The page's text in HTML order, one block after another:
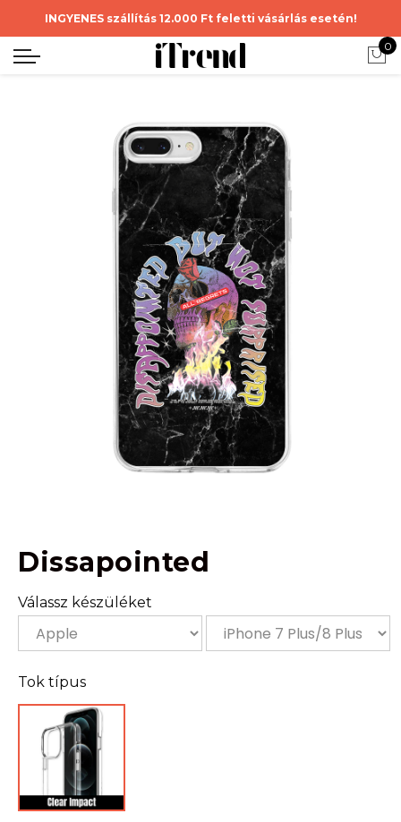
INGYENES szállítás 12.000 Ft feletti vásárlás esetén!
0
Dissapointed
Válassz készüléket
Tok típus